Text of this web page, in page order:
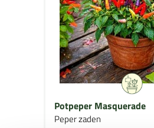
Potpeper Masquerade
Peper zaden